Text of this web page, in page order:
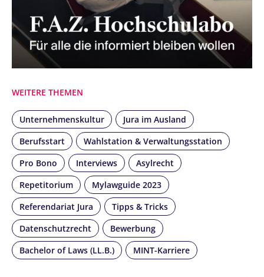
WEITERE THEMEN
Unternehmenskultur
Jura im Ausland
Berufsstart
Wahlstation & Verwaltungsstation
Pro Bono
Interviews
Asylrecht
Repetitorium
Mylawguide 2023
Referendariat Jura
Tipps & Tricks
Datenschutzrecht
Bewerbung
Bachelor of Laws (LL.B.)
MINT-Karriere